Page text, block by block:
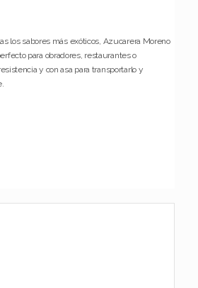
los sabores más exóticos, Azucarera Moreno
para obradores, restaurantes o
y con asa para transportarlo y